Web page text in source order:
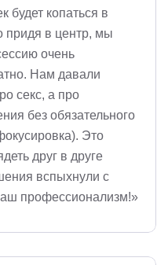
будет копаться в
придя в центр, мы
очень
Нам давали
секс, а про
без обязательного
Это
друг в друге
вспыхнули с
профессионализм!»